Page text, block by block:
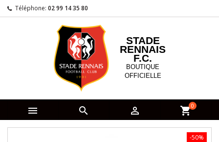
Téléphone: 02 99 14 35 80
STADE
RENNAIS
F.C.
BOUTIQUE
OFFICIELLE
   shopping_cart0
-50%